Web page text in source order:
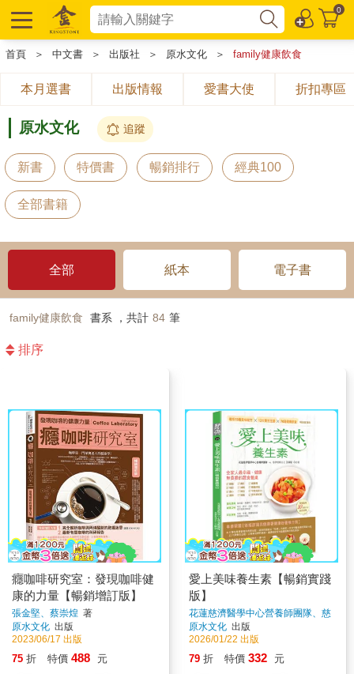
0
首頁 ＞ 中文書 ＞ 出版社 ＞ 原水文化 ＞ family健康飲食
本月選書 出版情報 愛書大使 折扣專區
原水文化 追蹤
新書 特價書 暢銷排行 經典100
全部書籍
全部 紙本 電子書
family健康飲食 書系 ，共計 84 筆
排序
癮咖啡研究室：發現咖啡健
康的力量【暢銷增訂版】
張金堅、蔡崇煌 著
原水文化 出版
2023/06/17 出版
75 折 特價 488 元
愛上美味養生素【暢銷實踐
版】
花蓮慈濟醫學中心營養師團隊、慈
濟香積志工 王靜慧
原水文化 出版
2026/01/22 出版
79 折 特價 332 元